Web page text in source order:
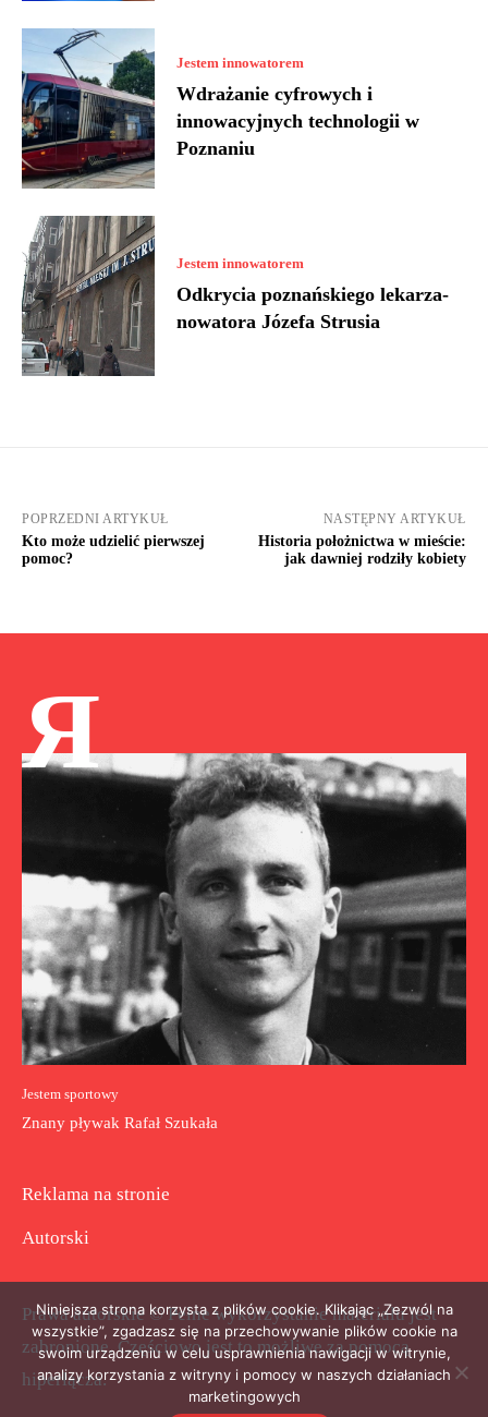
Jestem innowatorem
Wdrażanie cyfrowych i
innowacyjnych technologii w
Poznaniu
Jestem innowatorem
Odkrycia poznańskiego lekarza-
nowatora Józefa Strusia
POPRZEDNI ARTYKUŁ
Kto może udzielić pierwszej
pomoc?
NASTĘPNY ARTYKUŁ
Historia położnictwa w mieście:
jak dawniej rodziły kobiety
Я
Jestem sportowy
Znany pływak Rafał Szukała
Reklama na stronie
Autorski
Prawa autorskie © Pełne wykorzystanie materiału jest
zabronione. Częściowo jest to możliwe za pomocą
hiperłącza.
Niniejsza strona korzysta z plików cookie. Klikając „Zezwól na
wszystkie”, zgadzasz się na przechowywanie plików cookie na
swoim urządzeniu w celu usprawnienia nawigacji w witrynie,
analizy korzystania z witryny i pomocy w naszych działaniach
marketingowych